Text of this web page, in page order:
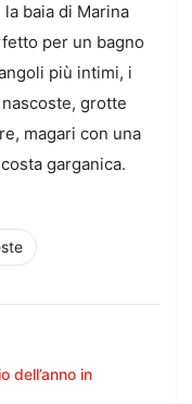
baia di Marina
per un bagno
più intimi, i
grotte
magari con una
garganica.
dell’anno in